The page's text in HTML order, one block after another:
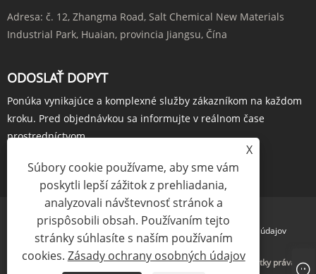
Adresa: č. 12, Zhangma Road, Salt Chemical New Materials
Industrial Park, Huaian, provincia Jiangsu, Čína
ODOSLAŤ DOPYT
Ponúka vynikajúce a komplexné služby zákazníkom na každom
kroku. Pred objednávkou sa informujte v reálnom čase
prostredníctvom...
OBJEDNAŤ TERAZ
Links Sitemap RSS Zásady ochrany osobných údajov
Copyright © 2024 Jiangsu Run'an Pharmaceutical Co. Ltd. Všetky práva
X
Súbory cookie používame, aby sme vám
poskytli lepší zážitok z prehliadania,
analyzovali návštevnosť stránok a
prispôsobili obsah. Používaním tejto
stránky súhlasíte s naším používaním
cookies. Zásady ochrany osobných údajov